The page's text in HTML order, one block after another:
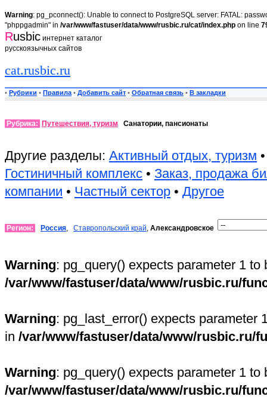
Warning: pg_pconnect(): Unable to connect to PostgreSQL server: FATAL:
"phppgadmin" in /var/www/fastuser/data/www/rusbic.ru/cat/index.php on line
Rusbic интернет каталог
русскоязычных сайтов
cat.rusbic.ru
• Рубрики • Правила • Добавить сайт • Обратная связь • В закладки
Рубрика: Путешествия, туризм Санатории, пансионаты
Другие разделы: Активный отдых, туризм
Гостиничный комплекс • Заказ, продажа
компании • Частный сектор • Другое
Регион: Россия, Ставропольский край, Александровское
Warning: pg_query() expects parameter 1
/var/www/fastuser/data/www/rusbic.ru/
Warning: pg_last_error() expects parameter
in /var/www/fastuser/data/www/rusbic.ru/
Warning: pg_query() expects parameter 1
/var/www/fastuser/data/www/rusbic.ru/